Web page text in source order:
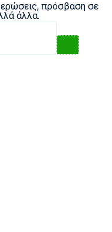
πρόσβαση σε
άλλα.